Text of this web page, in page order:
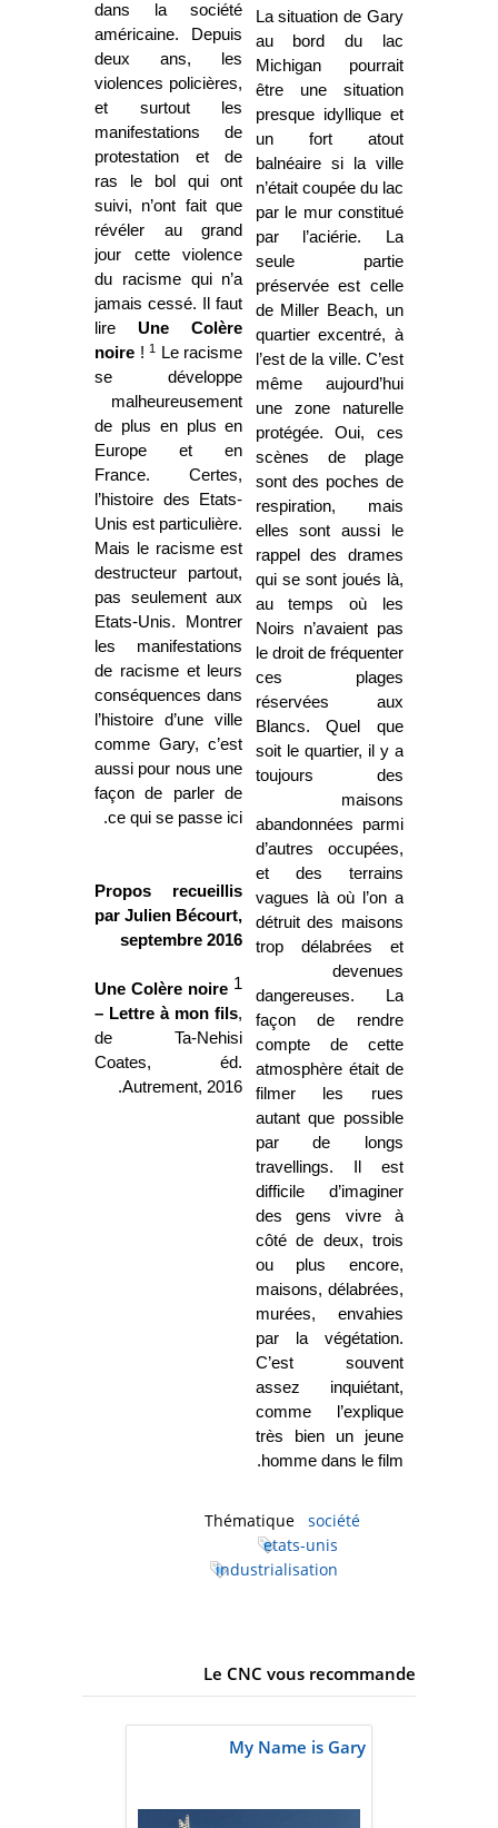
La situation de Gary
au bord du lac
Michigan pourrait
être une situation
presque idyllique et
un fort atout
balnéaire si la ville
n’était coupée du lac
par le mur constitué
par l’aciérie. La
seule partie
préservée est celle
de Miller Beach, un
quartier excentré, à
l’est de la ville. C’est
même aujourd’hui
une zone naturelle
protégée. Oui, ces
scènes de plage
sont des poches de
respiration, mais
elles sont aussi le
rappel des drames
qui se sont joués là,
au temps où les
Noirs n’avaient pas
le droit de fréquenter
ces plages
réservées aux
Blancs. Quel que
soit le quartier, il y a
toujours des
maisons
abandonnées parmi
d’autres occupées,
et des terrains
vagues là où l’on a
détruit des maisons
trop délabrées et
devenues
dangereuses. La
façon de rendre
compte de cette
atmosphère était de
filmer les rues
autant que possible
par de longs
travellings. Il est
difficile d’imaginer
des gens vivre à
côté de deux, trois
ou plus encore,
maisons, délabrées,
murées, envahies
par la végétation.
C’est souvent
assez inquiétant,
comme l’explique
très bien un jeune
homme dans le film.
dans la société
américaine. Depuis
deux ans, les
violences policières,
et surtout les
manifestations de
protestation et de
ras le bol qui ont
suivi, n’ont fait que
révéler au grand
jour cette violence
du racisme qui n’a
jamais cessé. Il faut
lireUne Colère
noire !1
Le racisme
se développe
malheureusement
de plus en plus en
Europe et en
France. Certes,
l’histoire des Etats-
Unis est particulière.
Mais le racisme est
destructeur partout,
pas seulement aux
Etats-Unis. Montrer
les manifestations
de racisme et leurs
conséquences dans
l’histoire d’une ville
comme Gary, c’est
aussi pour nous une
façon de parler de
ce qui se passe ici.
Propos recueillis
par Julien Bécourt,
septembre 2016
1
Une Colère noire
– Lettre à mon fils,
deTa-Nehisi
Coates, éd.
Autrement, 2016.
Thématique
société
etats-unis
industrialisation
Le CNC vous recommande
My Name is Gary